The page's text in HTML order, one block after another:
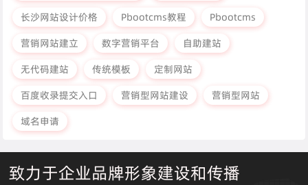
长沙网站设计价格
Pbootcms教程
Pbootcms
营销网站建立
数字营销平台
自助建站
无代码建站
传统模板
定制网站
百度收录提交入口
营销型网站建设
营销型网站
域名申请
致力于企业品牌形象建设和传播